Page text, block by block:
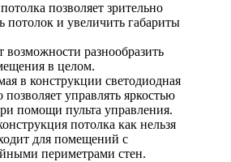
позволяет зрительно
потолок и увеличить габариты
возможности разнообразить
в целом.
в конструкции светодиодная
позволяет управлять яркостью
помощи пульта управления.
потолка как нельзя
для помещений с
периметрами стен.